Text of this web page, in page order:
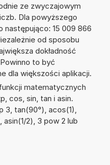
ze zwyczajowym
Dla powyższego
następująco: 15 009 866
od sposobu
dokładność
to być
dla większości aplikacji.
matematycznych
cos, sin, tan i asin.
3, tan(90°), acos(1),
2), 3 pow 2 lub